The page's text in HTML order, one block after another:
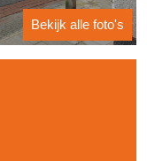
Bekijk alle foto's